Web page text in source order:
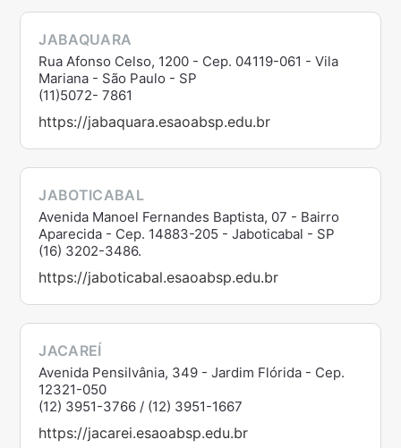
JABAQUARA
Rua Afonso Celso, 1200 - Cep. 04119-061 - Vila
Mariana - São Paulo - SP
(11)5072- 7861
https://jabaquara.esaoabsp.edu.br
JABOTICABAL
Avenida Manoel Fernandes Baptista, 07 - Bairro
Aparecida - Cep. 14883-205 - Jaboticabal - SP
(16) 3202-3486.
https://jaboticabal.esaoabsp.edu.br
JACAREÍ
Avenida Pensilvânia, 349 - Jardim Flórida - Cep.
12321-050
(12) 3951-3766 / (12) 3951-1667
https://jacarei.esaoabsp.edu.br